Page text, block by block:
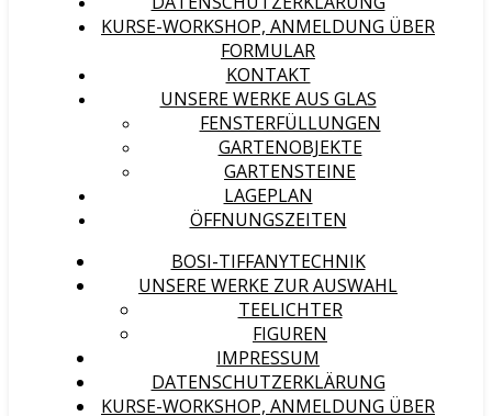
KURSE-WORKSHOP, ANMELDUNG ÜBER
FORMULAR
KONTAKT
UNSERE WERKE AUS GLAS
FENSTERFÜLLUNGEN
GARTENOBJEKTE
GARTENSTEINE
LAGEPLAN
ÖFFNUNGSZEITEN
BOSI-TIFFANYTECHNIK
UNSERE WERKE ZUR AUSWAHL
TEELICHTER
FIGUREN
IMPRESSUM
DATENSCHUTZERKLÄRUNG
KURSE-WORKSHOP, ANMELDUNG ÜBER